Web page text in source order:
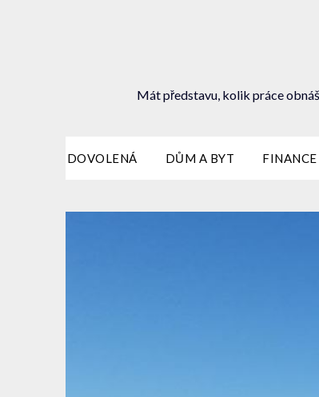
Mát představu, kolik práce
DOVOLENÁ DŮM A BYT FINANCE